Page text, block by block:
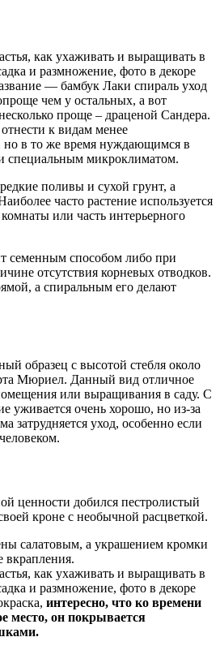
— бамбук Лаки спираль уход
чем у остальных, а вот
проще – драценой Сандера.
к видам менее
но в то же время нуждающимся в
специальным микроклиматом.
поливы и сухой грунт, а
часто растение используется
комнаты или часть интерьерного
семенным способом либо при
отсутствия корневых отводков.
а спиральным его делают
образец с высотой стебля около
Мюриел. Данный вид отличное
или выращивания в саду. С
уживается очень хорошо, но из-за
затрудняется уход, особенно если
ценности добился пестролистый
кроне с необычной расцветкой.
салатовым, а украшением кромки
вкрапления.
интересно, что ко времени
место, он покрывается